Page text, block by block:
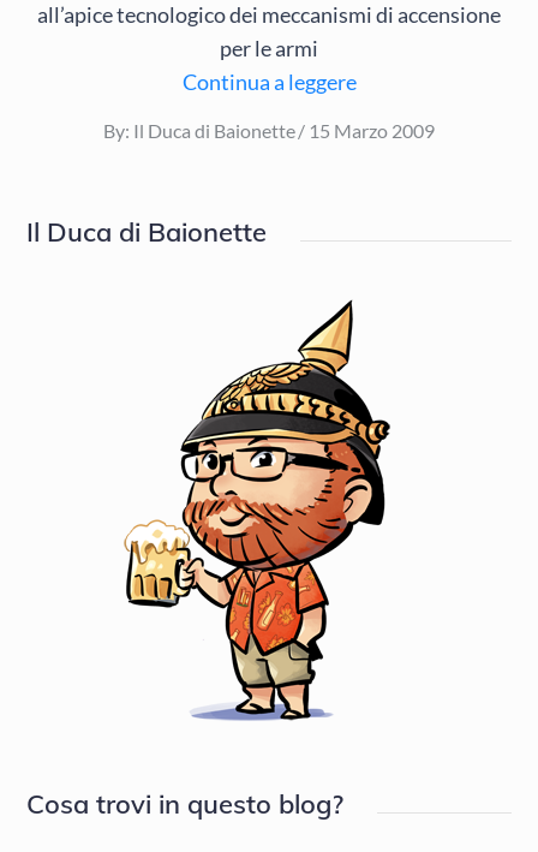
all’apice tecnologico dei meccanismi di accensione
per le armi
Continua a leggere
By: Il Duca di Baionette
Posted
15 Marzo 2009
Il Duca di Baionette
Cosa trovi in questo blog?